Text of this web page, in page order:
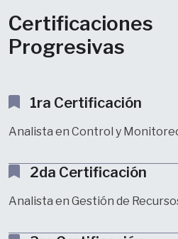
Certificaciones
Progresivas
1ra Certificación
Analista en Control y
2da Certificación
Analista en Gestión de